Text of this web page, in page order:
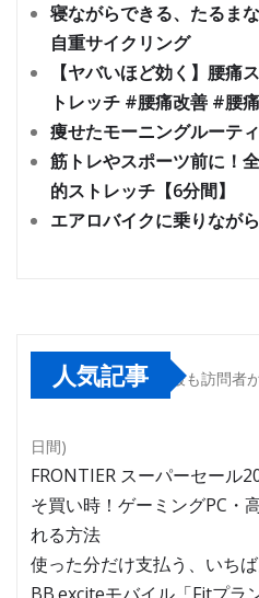
寝ながらできる、たるま
自重サイクリング
【ヤバいほど効く】腰痛
トレッチ #腰痛改善 #腰痛
痩せたモーニングルーテ
筋トレやスポーツ前に！
的ストレッチ【6分間】
エアロバイクに乗りなが
人気記事 最も訪問者
日間)
FRONTIER スーパーセール
そ買い時！ゲーミングPC・
れる方法
使った分だけ支払う、いちば